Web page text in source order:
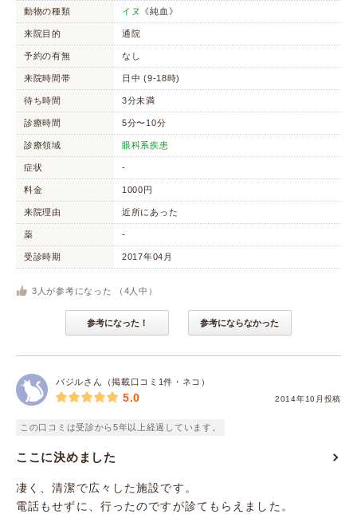
動物の種類 イヌ 《純血》
来院目的 通院
予約の有無 なし
来院時間帯 日中 (9-18時)
待ち時間 3分未満
診療時間 5分〜10分
診療領域 眼科系疾患
症状 -
料金 1000円
来院理由 近所にあった
薬 -
受診時期 2017年04月
3 人が参考になった （ 4 人中）
参考になった！ 参考にならなかった
バジルさん（掲載口コミ1件・ネコ）
2014年10月投稿
5.0
この口コミは受診から5年以上経過しています。
ここに決めました
凄く、清潔で広々した施設です。
電話もせずに、行ったのですが診てもらえました。